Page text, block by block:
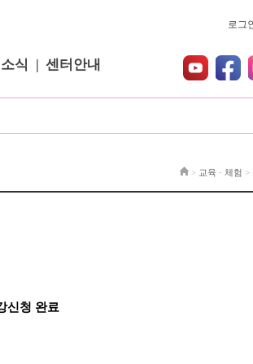
로그
식 센터안내
> 교육 · 체험 >
신청 완료